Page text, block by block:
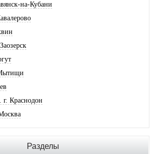
на-Кубани
Краснодон
Кишинев
Разделы